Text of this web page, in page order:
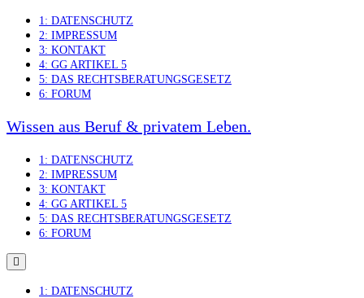
Skip
content
1: DATENSCHUTZ
2: IMPRESSUM
3: KONTAKT
4: GG ARTIKEL 5
5: DAS RECHTSBERATUNGSGESETZ
6: FORUM
Wissen aus Beruf & privatem Leben.
1: DATENSCHUTZ
2: IMPRESSUM
3: KONTAKT
4: GG ARTIKEL 5
5: DAS RECHTSBERATUNGSGESETZ
6: FORUM
1: DATENSCHUTZ